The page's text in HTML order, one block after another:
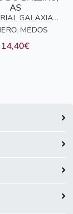
AS
GALAXIA
S.A.MEDOS
14,40€